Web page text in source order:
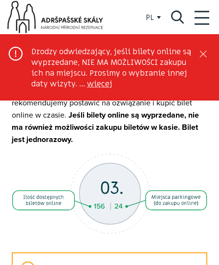
Drodzy odwiedzający, jeśli bilety online są
wyprzedane, NIE MA MOŻLIWOŚCI zakupu
ich na miejscu. Prosimy o wybranie innej
daty wizyty. ... więcej
DATA
BILETÓW
PODSUMOWANIE
Wybierz dzień wizyty
Wybierz spośród dostępnych terminów i kup bilet online
oraz wejście na parking online. Bilety mogą być
wyprzedane na daną godzinę lub dzień, dlatego
rekomendujemy postawić na ozwiązanie i kupić bilet
online w czasie. Jeśli bilety online są wyprzedane, nie
ma również możliwości zakupu biletów w kasie. Bilet
jest jednorazowy.